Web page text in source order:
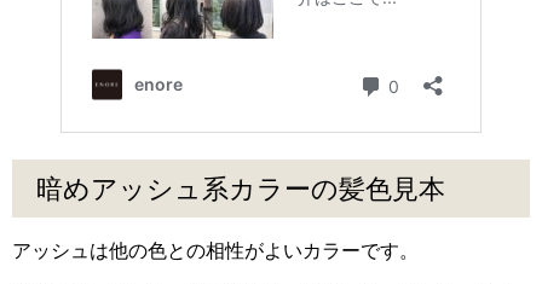
暗めアッシュ系カラーの髪色見本
アッシュは他の色との相性がよいカラーです。